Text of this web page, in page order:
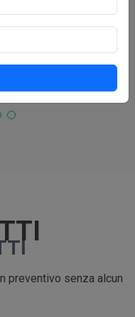
preventivo senza alcun